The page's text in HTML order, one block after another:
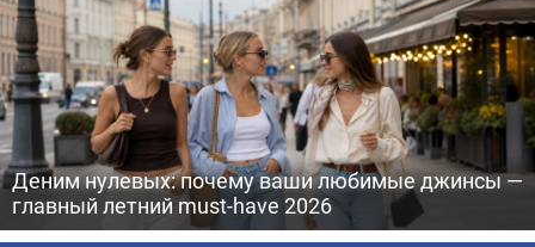
Деним нулевых: почему ваши любимые джинсы —
главный летний must-have 2026